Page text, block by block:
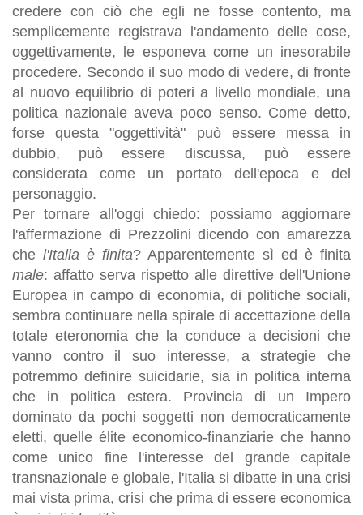
credere con ciò che egli ne fosse contento, ma
semplicemente registrava l'andamento delle cose,
oggettivamente, le esponeva come un inesorabile
procedere. Secondo il suo modo di vedere, di fronte
al nuovo equilibrio di poteri a livello mondiale, una
politica nazionale aveva poco senso. Come detto,
forse questa "oggettività" può essere messa in
dubbio, può essere discussa, può essere
considerata come un portato dell'epoca e del
personaggio.
Per tornare all'oggi chiedo: possiamo aggiornare
l'affermazione di Prezzolini dicendo con amarezza
che l'Italia è finita? Apparentemente sì ed è finita
male: affatto serva rispetto alle direttive dell'Unione
Europea in campo di economia, di politiche sociali,
sembra continuare nella spirale di accettazione della
totale eteronomia che la conduce a decisioni che
vanno contro il suo interesse, a strategie che
potremmo definire suicidarie, sia in politica interna
che in politica estera. Provincia di un Impero
dominato da pochi soggetti non democraticamente
eletti, quelle élite economico-finanziarie che hanno
come unico fine l'interesse del grande capitale
transnazionale e globale, l'Italia si dibatte in una crisi
mai vista prima, crisi che prima di essere economica